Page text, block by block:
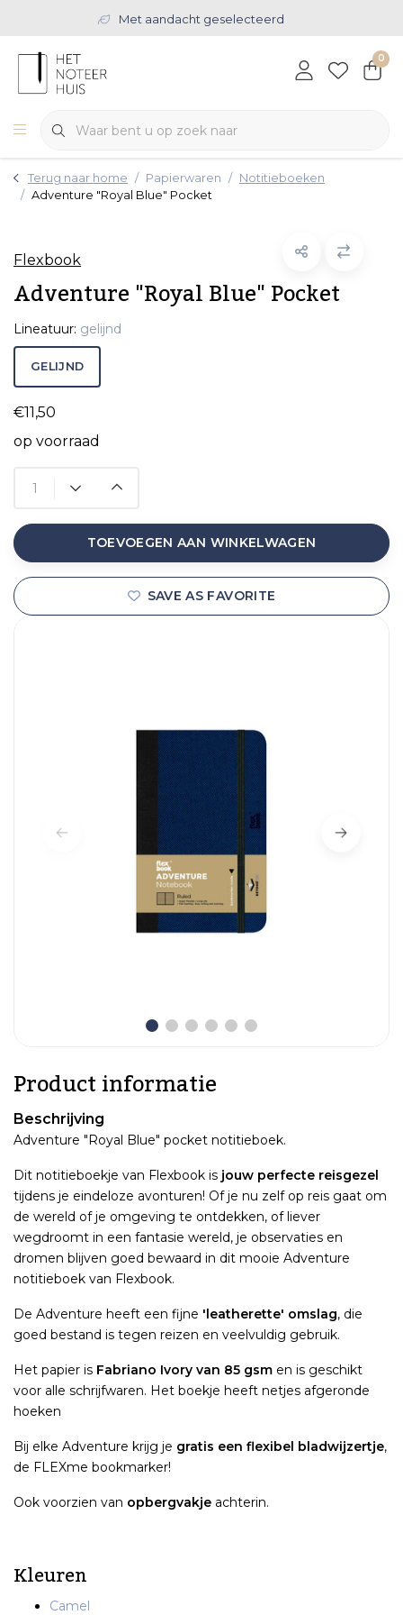
Met aandacht geselecteerd
0
Terug naar home Papierwaren
Notitieboeken
Adventure "Royal Blue" Pocket
Flexbook
Adventure "Royal Blue" Pocket
Lineatuur: gelijnd
GELIJND
€11,50
op voorraad
TOEVOEGEN AAN WINKELWAGEN
SAVE AS FAVORITE
Product informatie
Beschrijving
Adventure "Royal Blue" pocket notitieboek.
Dit notitieboekje van Flexbook is jouw perfecte reisgezel
tijdens je eindeloze avonturen! Of je nu zelf op reis gaat om
de wereld of je omgeving te ontdekken, of liever
wegdroomt in een fantasie wereld, je observaties en
dromen blijven goed bewaard in dit mooie Adventure
notitieboek van Flexbook.
De Adventure heeft een fijne 'leatherette' omslag, die
goed bestand is tegen reizen en veelvuldig gebruik.
Het papier is Fabriano Ivory van 85 gsm en is geschikt
voor alle schrijfwaren. Het boekje heeft netjes afgeronde
hoeken
Bij elke Adventure krijg je gratis een flexibel bladwijzertje,
de FLEXme bookmarker!
Ook voorzien van opbergvakje achterin.
Kleuren
Camel